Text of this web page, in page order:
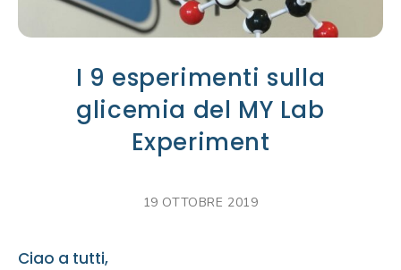
I 9 esperimenti sulla
glicemia del MY Lab
Experiment
19 OTTOBRE 2019
Ciao a tutti,